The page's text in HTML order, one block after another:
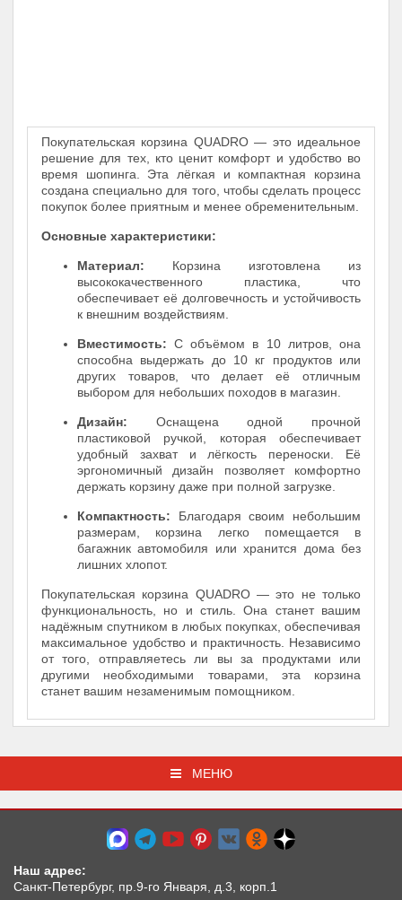
Покупательская корзина QUADRO — это идеальное
решение для тех, кто ценит комфорт и удобство во
время шопинга. Эта лёгкая и компактная корзина
создана специально для того, чтобы сделать процесс
покупок более приятным и менее обременительным.
Основные характеристики:
Материал: Корзина изготовлена из
высококачественного пластика, что
обеспечивает её долговечность и устойчивость
к внешним воздействиям.
Вместимость: С объёмом в 10 литров, она
способна выдержать до 10 кг продуктов или
других товаров, что делает её отличным
выбором для небольших походов в магазин.
Дизайн: Оснащена одной прочной
пластиковой ручкой, которая обеспечивает
удобный захват и лёгкость переноски. Её
эргономичный дизайн позволяет комфортно
держать корзину даже при полной загрузке.
Компактность: Благодаря своим небольшим
размерам, корзина легко помещается в
багажник автомобиля или хранится дома без
лишних хлопот.
Покупательская корзина QUADRO — это не только
функциональность, но и стиль. Она станет вашим
надёжным спутником в любых покупках, обеспечивая
максимальное удобство и практичность. Независимо
от того, отправляетесь ли вы за продуктами или
другими необходимыми товарами, эта корзина
станет вашим незаменимым помощником.
МЕНЮ
Наш адрес:
Санкт-Петербург, пр.9-го Января, д.3, корп.1